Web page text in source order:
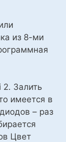
из 8-ми
2. Залить
имеется в
– раз
Цвет